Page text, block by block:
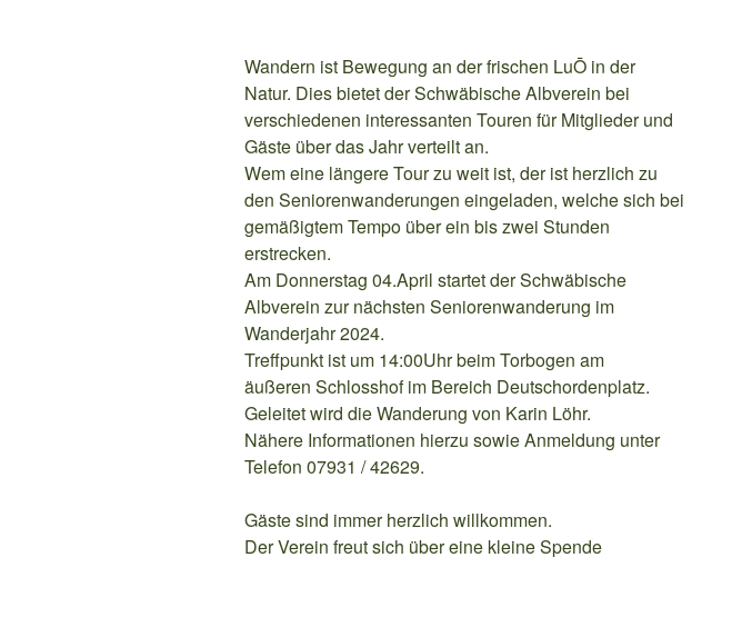
Wandern ist Bewegung an der frischen LuŌ in der
Natur. Dies bietet der Schwäbische Albverein bei
verschiedenen interessanten Touren für Mitglieder und
Gäste über das Jahr verteilt an.
Wem eine längere Tour zu weit ist, der ist herzlich zu
den Seniorenwanderungen eingeladen, welche sich bei
gemäßigtem Tempo über ein bis zwei Stunden
erstrecken.
Am Donnerstag 04.April startet der Schwäbische
Albverein zur nächsten Seniorenwanderung im
Wanderjahr 2024.
Treffpunkt ist um 14:00Uhr beim Torbogen am
äußeren Schlosshof im Bereich Deutschordenplatz.
Geleitet wird die Wanderung von Karin Löhr.
Nähere Informationen hierzu sowie Anmeldung unter
Telefon 07931 / 42629.
Gäste sind immer herzlich willkommen.
Der Verein freut sich über eine kleine Spende